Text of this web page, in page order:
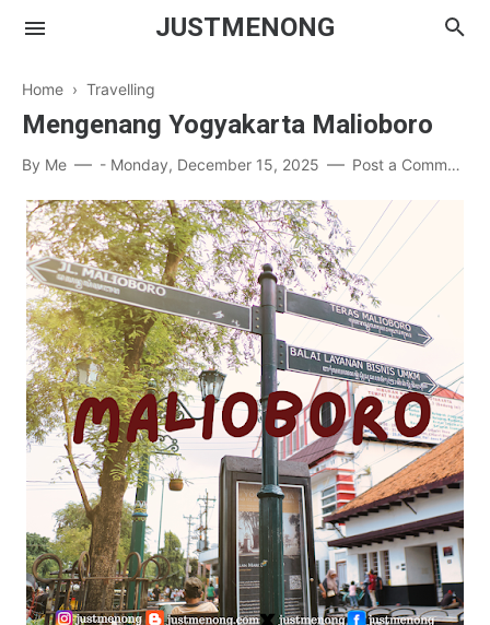
JUSTMENONG
Menong
Contact
Home › Travelling
Mengenang Yogyakarta Malioboro
By Me - Monday, December 15, 2025 Post a Comment